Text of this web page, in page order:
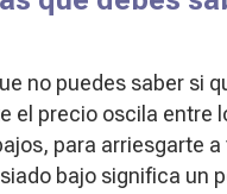
no puedes saber si
el precio oscila entre
para arriesgarte
bajo significa un